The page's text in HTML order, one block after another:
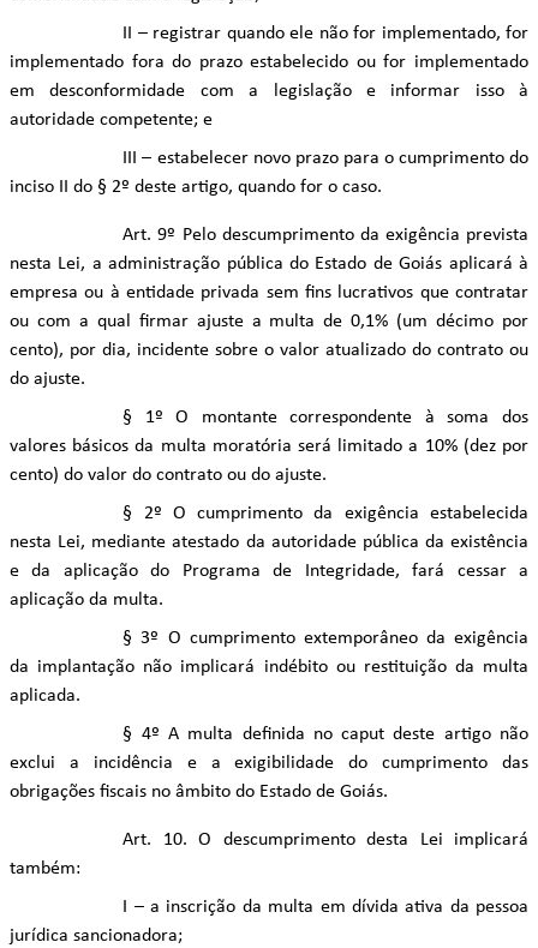
II – registrar quando ele não for implementado, for
implementado fora do prazo estabelecido ou for implementado
em desconformidade com a legislação e informar isso à
autoridade competente; e
III – estabelecer novo prazo para o cumprimento do
inciso II do § 2º deste artigo, quando for o caso.
Art. 9º Pelo descumprimento da exigência prevista
nesta Lei, a administração pública do Estado de Goiás aplicará à
empresa ou à entidade privada sem fins lucrativos que contratar
ou com a qual firmar ajuste a multa de 0,1% (um décimo por
cento), por dia, incidente sobre o valor atualizado do contrato ou
do ajuste.
§ 1º O montante correspondente à soma dos
valores básicos da multa moratória será limitado a 10% (dez por
cento) do valor do contrato ou do ajuste.
§ 2º O cumprimento da exigência estabelecida
nesta Lei, mediante atestado da autoridade pública da existência
e da aplicação do Programa de Integridade, fará cessar a
aplicação da multa.
§ 3º O cumprimento extemporâneo da exigência
da implantação não implicará indébito ou restituição da multa
aplicada.
§ 4º A multa definida no caput deste artigo não
exclui a incidência e a exigibilidade do cumprimento das
obrigações fiscais no âmbito do Estado de Goiás.
Art. 10. O descumprimento desta Lei implicará
também:
I – a inscrição da multa em dívida ativa da pessoa
jurídica sancionadora;